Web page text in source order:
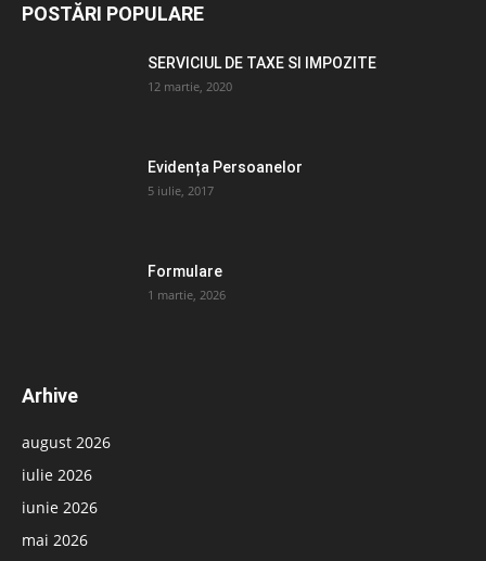
POSTĂRI POPULARE
SERVICIUL DE TAXE SI IMPOZITE
12 martie, 2020
Evidența Persoanelor
5 iulie, 2017
Formulare
1 martie, 2026
Arhive
august 2026
iulie 2026
iunie 2026
mai 2026